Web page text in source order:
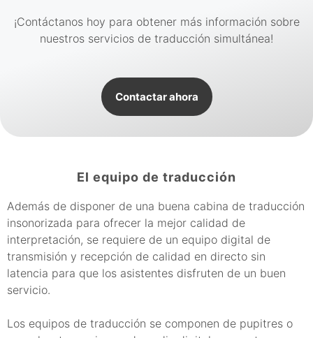
¡Contáctanos hoy para obtener más información sobre
nuestros servicios de traducción simultánea!
Contactar ahora
El equipo de traducción
Además de disponer de una buena cabina de traducción
insonorizada para ofrecer la mejor calidad de
interpretación, se requiere de un equipo digital de
transmisión y recepción de calidad en directo sin
latencia para que los asistentes disfruten de un buen
servicio.
Los equipos de traducción se componen de pupitres o